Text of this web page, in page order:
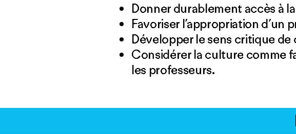
Donner durablement accès à
Favoriser l’appropriation d’un
Développer le sens critique de
Considérer la culture comme
les professeurs.